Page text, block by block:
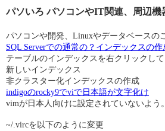
パソいろ パソコンやIT関連、周辺機
パソコンや開発、Linuxやデータベースの
SQL Serverでの通常の？インデックスの作
テーブルのインデックスを右クリックして
新しいインデックス
非クラスター化インデックスの作成
indigoのrocky9でviで日本語が文字化け
vimが日本人向けに設定されていないよう。
~/.vircを以下のように変更